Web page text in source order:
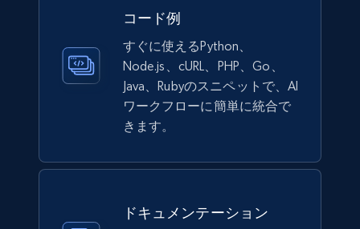
Lazada - Products
price, Currency, Stock, and more.
コード例
すぐに使えるPython、
Node.js、cURL、PHP、Go、
Java、Rubyのスニペットで、AI
ワークフローに簡単に統合で
きます。
ドキュメンテーション